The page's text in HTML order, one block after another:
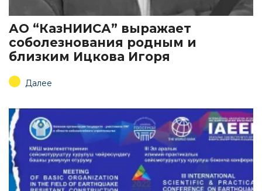
АО “КазНИИСА” выражает
соболезнования родным и
близким Ицкова Игоря
Далее